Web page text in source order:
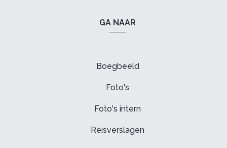
GA NAAR
Boegbeeld
Foto's
Foto's intern
Reisverslagen